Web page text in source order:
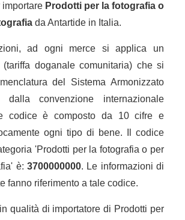
importare Prodotti per la fotografia o
da Antartide in Italia.
ad ogni merce si applica un
(tariffa doganale comunitaria) che si
del Sistema Armonizzato
dalla convenzione internazionale
codice è composto da 10 cifre e
ogni tipo di bene. Il codice
'Prodotti per la fotografia o per
è: 3700000000. Le informazioni di
fanno riferimento a tale codice.
qualità di importatore di Prodotti per